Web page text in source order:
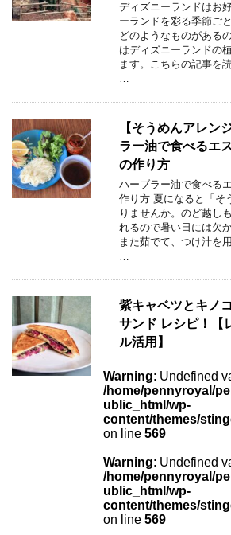
ディズニーランドはお
ーランドを彩る季節ご
どのようなものがある
はディズニーランドの
ます。こちらの記事を
…
【そうめんアレン
ラー油で食べるエ
の作り方
ハーブラー油で食べる
作り方 夏になると「そ
りませんか。のど越し
れるので暑い日には欠
また茹でて、つけ汁を
…
紫キャベツとキノ
サンド レシピ！【
ル活用】
Warning: Undefined
/home/pennyroyal/
ublic_html/wp-
content/themes/
on line 569
Warning: Undefined
/home/pennyroyal/
ublic_html/wp-
content/themes/
on line 569